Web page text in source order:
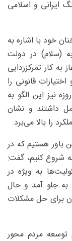
ایرانی و اسلامی
خود با اشاره به
(سلام) در دولت
به کار تمرکززدایی
قانونی را
در دستور کار قرار داده است که در جنگ ۱۲ روزه نیز این الگو به
داشتند و نشان
را بالا می‌برد.
باور هستیم که در
شروع کنیم، گفت:
به ویژه در
به جلو آمد و حال
برای حل مشکلات
توسعه مردم محور